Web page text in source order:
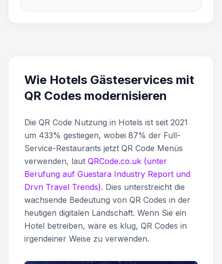
Wie Hotels Gästeservices mit
QR Codes modernisieren
Die QR Code Nutzung in Hotels ist seit 2021
um 433% gestiegen, wobei 87% der Full-
Service-Restaurants jetzt QR Code Menüs
verwenden, laut QRCode.co.uk (unter
Berufung auf Guestara Industry Report und
Drvn Travel Trends). Dies unterstreicht die
wachsende Bedeutung von QR Codes in der
heutigen digitalen Landschaft. Wenn Sie ein
Hotel betreiben, wäre es klug, QR Codes in
irgendeiner Weise zu verwenden.